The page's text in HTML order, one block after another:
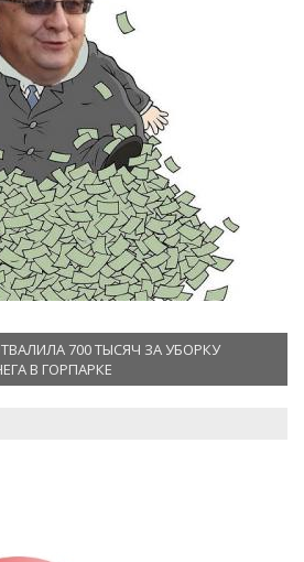
700 ТЫСЯЧ ЗА УБОРКУ
В ГОРПАРКЕ